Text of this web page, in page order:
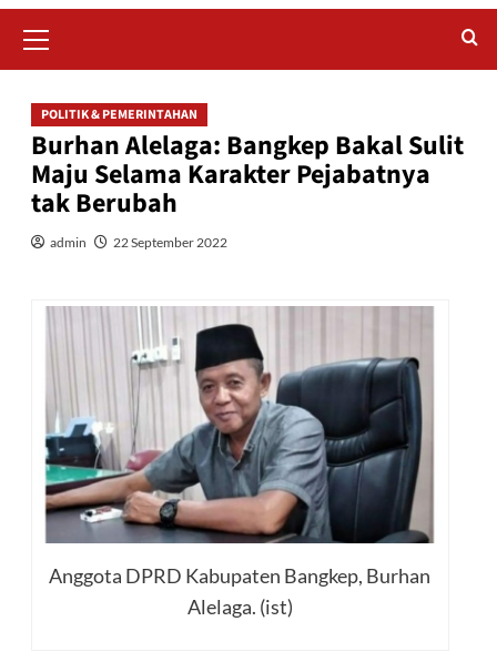
Menu
POLITIK & PEMERINTAHAN
Burhan Alelaga: Bangkep Bakal Sulit
Maju Selama Karakter Pejabatnya
tak Berubah
admin 22 September 2022
Anggota DPRD Kabupaten Bangkep, Burhan
Alelaga. (ist)